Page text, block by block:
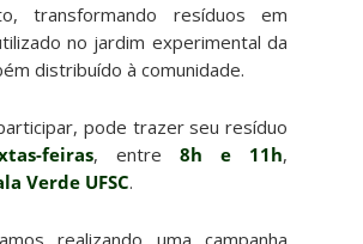
transformando resíduos em
no jardim experimental da
distribuído à comunidade.
pode trazer seu resíduo
feiras, entre8h e 11h,
Verde UFSC.
realizando uma campanha